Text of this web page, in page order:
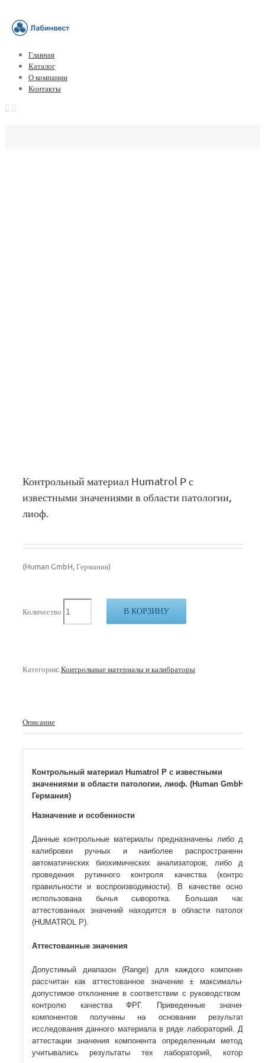
Главная
Каталог
О компании
Контакты
Контрольный материал Humatrol P с
известными значениями в области патологии,
лиоф.
(Human GmbH, Германия)
Количество В КОРЗИНУ
Категория:Контрольные материалы и калибраторы
Описание
Контрольный материал Humatrol P с известными
значениями в области патологии, лиоф. (Human GmbH,
Германия)
Назначение и особенности
Данные контрольные материалы предназначены либо для
калибровки ручных и наиболее распространенных
автоматических биохимических анализаторов, либо для
проведения рутинного контроля качества (контроль
правильности и воспроизводимости). В качестве основы
использована бычья сыворотка. Большая часть
аттестованных значений находится в области патологии
(HUMATROL P).
Аттестованные значения
Допустимый диапазон (Range) для каждого компонента
рассчитан как аттестованное значение ± максимальное
допустимое отклонение в соответствии с руководством по
контролю качества ФРГ. Приведенные значения
компонентов получены на основании результатов
исследования данного материала в ряде лабораторий. Для
аттестации значения компонента определенным методом
учитывались результаты тех лабораторий, которые